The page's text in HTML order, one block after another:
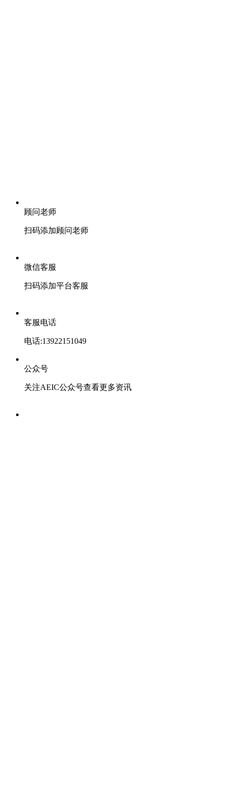
顾问老师
扫码添加顾问老师
微信客服
扫码添加平台客服
客服电话
电话:13922151049
公众号
关注AEIC公众号查看更多资讯